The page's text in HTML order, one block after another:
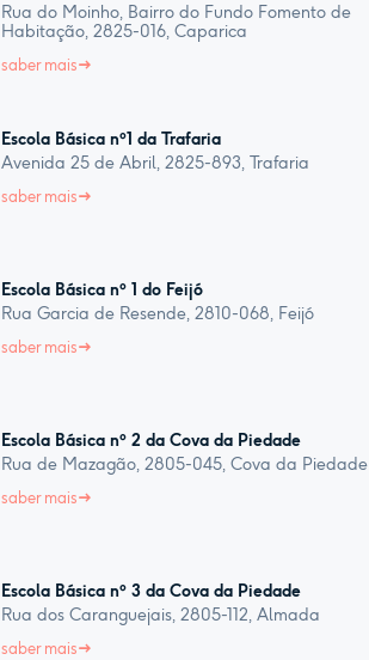
Rua do Moinho, Bairro do Fundo Fomento de
Habitação, 2825-016, Caparica
saber mais
Escola Básica nº1 da Trafaria
Avenida 25 de Abril, 2825-893, Trafaria
saber mais
Escola Básica nº 1 do Feijó
Rua Garcia de Resende, 2810-068, Feijó
saber mais
Escola Básica nº 2 da Cova da Piedade
Rua de Mazagão, 2805-045, Cova da Piedade
saber mais
Escola Básica nº 3 da Cova da Piedade
Rua dos Caranguejais, 2805-112, Almada
saber mais